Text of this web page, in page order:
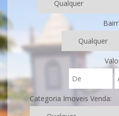
Categoria Imoveis Venda: